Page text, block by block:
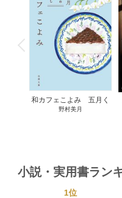
P
r
e
v
i
o
u
和カフェこよみ 五月く
んの夏のおもてなし 1巻
野村美月
小説・実用書ラン
1位